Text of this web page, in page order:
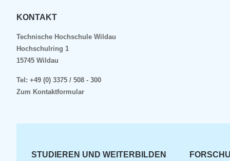
KONTAKT
Technische Hochschule Wildau
Hochschulring 1
15745 Wildau
Tel: +49 (0) 3375 / 508 - 300
Zum Kontaktformular
STUDIEREN UND WEITERBILDEN